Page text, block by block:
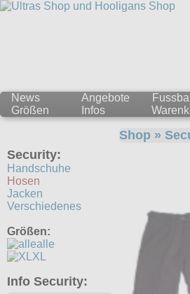
News Angebote
Größen
Infos
Security:
Handschuhe
Hosen
Jacken
Verschiedenes
Größen:
alle
XL
Info Security:
Shop »